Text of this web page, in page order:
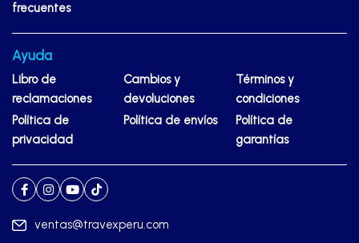
frecuentes
Ayuda
Libro de
reclamaciones
Cambios y
devoluciones
Términos y
condiciones
Política de
privacidad
Política de envíos
Política de
garantías
ventas@travexperu.com